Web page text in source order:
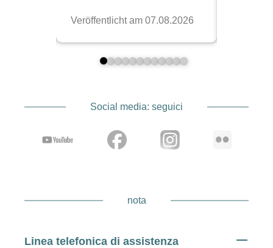
Social media: seguici
nota
Linea telefonica di assistenza